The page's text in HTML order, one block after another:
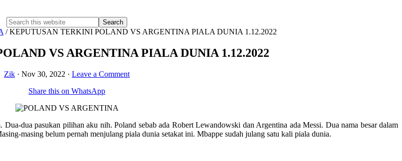
Search
this
Hide
/KEPUTUSAN TERKINI POLAND VS ARGENTINA PIALA DUNIA 1.12.2022
VS ARGENTINA PIALA DUNIA 1.12.2022
Zik · Nov 30, 2022 · Leave a Comment
Share this on WhatsApp
dua pasukan pilihan aku nih. Poland sebab ada Robert Lewandowski dan Argentina ada Messi. Dua nama besar dalam
masing belum pernah menjulang piala dunia setakat ini. Mbappe sudah julang satu kali piala dunia.